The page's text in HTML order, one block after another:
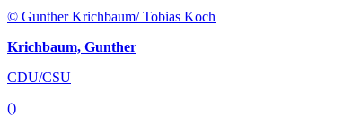
© Gunther Krichbaum/ Tobias Koch
Krichbaum, Gunther
CDU/CSU
()